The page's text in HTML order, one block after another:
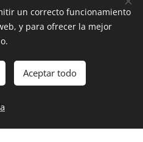
un correcto funcionamiento
y para ofrecer la mejor
Aceptar todo